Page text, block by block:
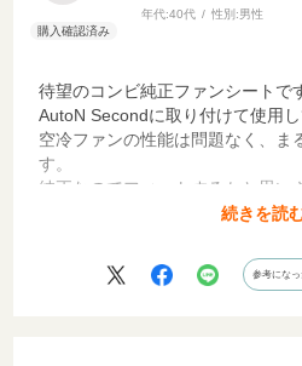
年代:40代 性別:男性
待望のコンビ純正ファンシートで
AutoN Secondに取り付けて使用し
空冷ファンの性能は問題なく、ま
す。
純正なのでフィットするかと思い
取り付けできるわけではありませ
あればよかったなと思っています
続きを読
参考になっ